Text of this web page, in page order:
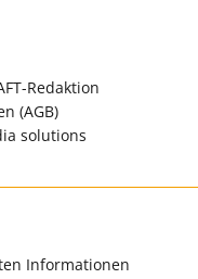
Redaktion
(AGB)
solutions
Informationen